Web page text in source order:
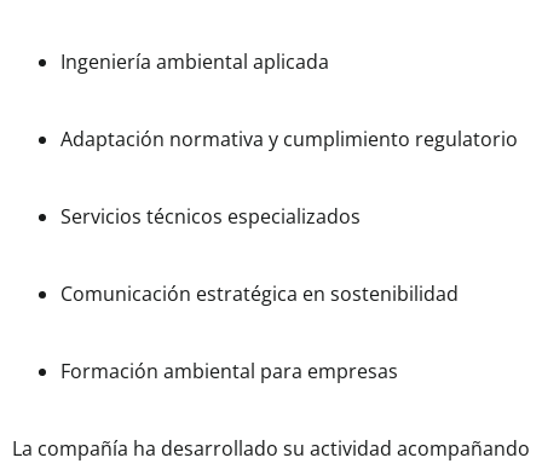
Ingeniería ambiental aplicada
Adaptación normativa y cumplimiento regulatorio
Servicios técnicos especializados
Comunicación estratégica en sostenibilidad
Formación ambiental para empresas
La compañía ha desarrollado su actividad acompañando